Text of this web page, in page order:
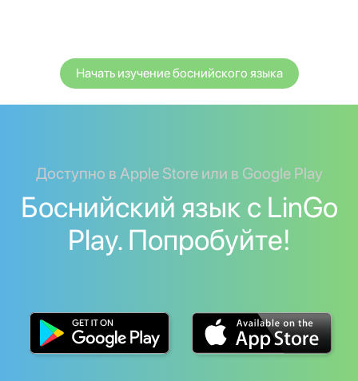
Начать изучение боснийского языка
Доступно в Apple Store или в Google Play
Боснийский язык с LinGo
Play. Попробуйте!